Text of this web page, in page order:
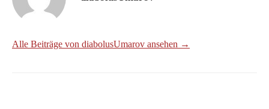
Alle Beiträge von diabolusUmarov ansehen →